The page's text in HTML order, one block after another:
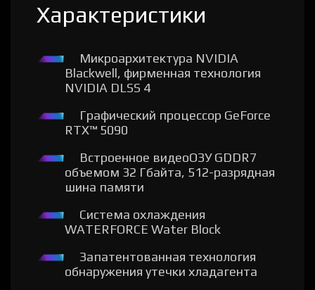
Характеристики
Микроархитектура NVIDIA
Blackwell, фирменная технология
NVIDIA DLSS 4
Графический процессор GeForce
RTX™ 5090
Встроенное видеоОЗУ GDDR7
объемом 32 Гбайта, 512-разрядная
шина памяти
Система охлаждения
WATERFORCE Water Block
Запатентованная технология
обнаружения утечки хладагента